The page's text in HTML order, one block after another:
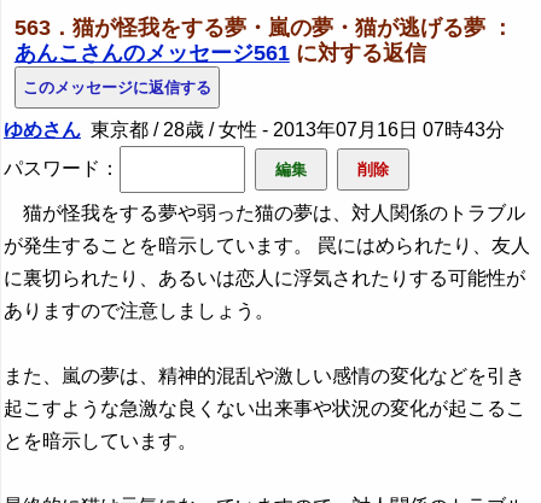
563．猫が怪我をする夢・嵐の夢・猫が逃げる夢 ：
あんこさんのメッセージ561に対する返信
ゆめさん 東京都 / 28歳 / 女性 - 2013年07月16日 07時43分
パスワード：
猫が怪我をする夢や弱った猫の夢は、対人関係のトラブル
が発生することを暗示しています。 罠にはめられたり、友人
に裏切られたり、あるいは恋人に浮気されたりする可能性が
ありますので注意しましょう。
また、嵐の夢は、精神的混乱や激しい感情の変化などを引き
起こすような急激な良くない出来事や状況の変化が起こるこ
とを暗示しています。